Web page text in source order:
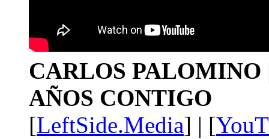
CARLOS PALOMINO
AÑOS CONTIGO
[LeftSide.Media] | [